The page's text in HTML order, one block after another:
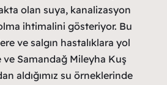
olan suya, kanalizasyon
ihtimalini gösteriyor. Bu
ve salgın hastalıklara yol
ve Samandağ Mileyha Kuş
aldığımız su örneklerinde